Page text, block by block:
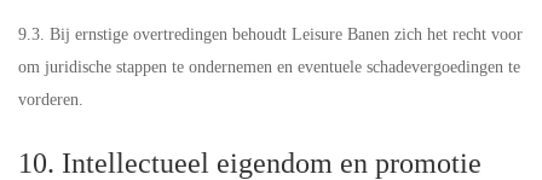
9.3. Bij ernstige overtredingen behoudt Leisure Banen zich het recht voor
om juridische stappen te ondernemen en eventuele schadevergoedingen te
vorderen.
10. Intellectueel eigendom en promotie